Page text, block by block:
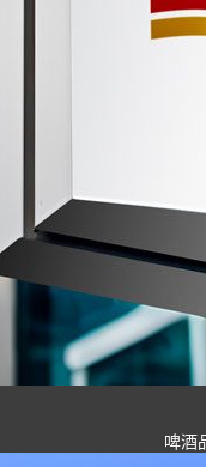
啤酒